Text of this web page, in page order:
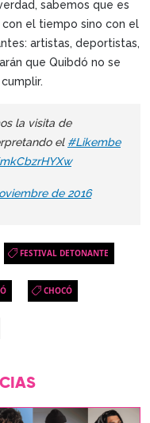
sabemos que es
el tiempo sino con el
artistas, deportistas,
que Quibdó no se
la visita de
el #Likembe
de 2016
FESTIVAL DETONANTE
CHOCÓ